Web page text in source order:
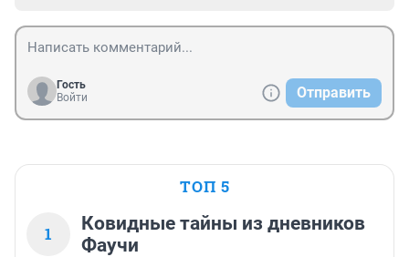
Гость
Войти
Отправить
ТОП 5
1
Ковидные тайны из дневников
Фаучи